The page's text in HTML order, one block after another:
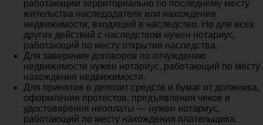
работающим территориально по последнему месту
жительства наследодателя или нахождения
недвижимости, входящей в наследство. Но для всех
других действий с наследством нужен нотариус,
работающий по месту открытия наследства.
Для заверения договоров по отчуждению
недвижимости нужен нотариус, работающий по месту
нахождения недвижимости.
Для принятия в депозит средств и бумаг от должника,
оформления протестов, предъявления чеков и
удостоверения неоплаты — нужен нотариус,
работающий по месту нахождения плательщика.